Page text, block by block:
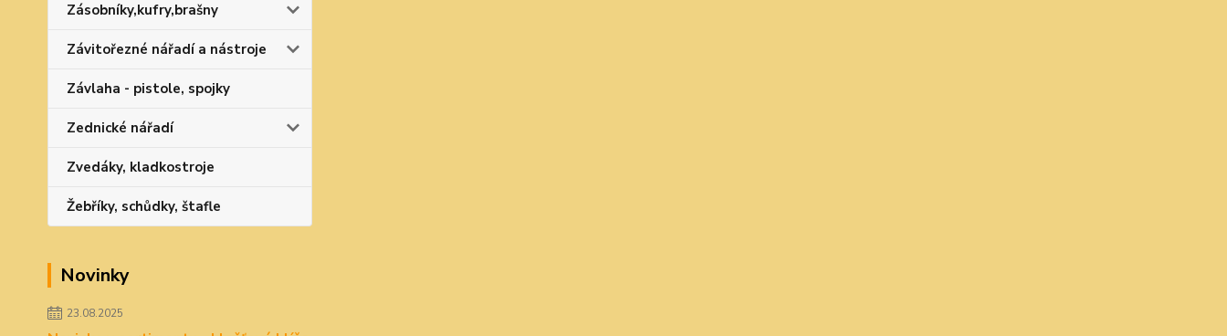
Zásobníky,kufry,brašny
Závitořezné nářadí a nástroje
Závlaha - pistole, spojky
Zednické nářadí
Zvedáky, kladkostroje
Žebříky, schůdky, štafle
Novinky
23.08.2025